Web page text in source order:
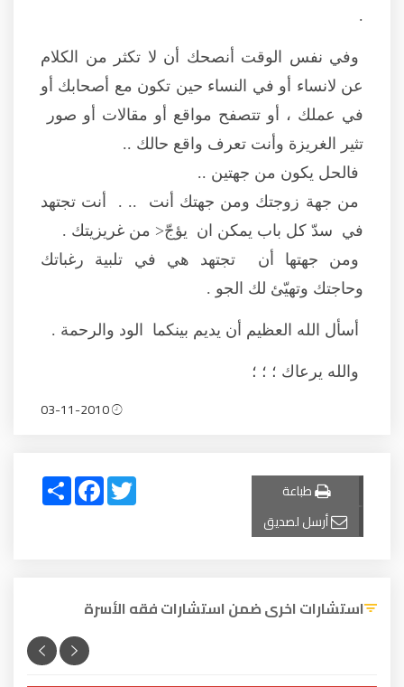
.
وفي نفس الوقت أنصحك أن لا تكثر من الكلام
عن لانساء أو في النساء حين تكون مع أصحابك أو
في عملك ، أو تتصفح مواقع أو مقالات أو صور
تثير الغريزة وأنت تعرف واقع حالك ..
فالحل يكون من جهتين ..
من جهة زوجتك ومن جهتك أنت .. . أنت تجتهد
في سدّ كل باب يمكن ان يؤجّ< من غريزيتك .
ومن جهتها أن تجتهد هي في تلبية رغباتك
وحاجتك وتهيّئ لك الجو .
أسأل الله العظيم أن يديم بينكما الود والرحمة .
والله يرعاك ؛ ؛ ؛
طباعة
أرسل لصديق
Share
FacebookTwitter
استشارات اخرى ضمن استشارات فقه الأسرة